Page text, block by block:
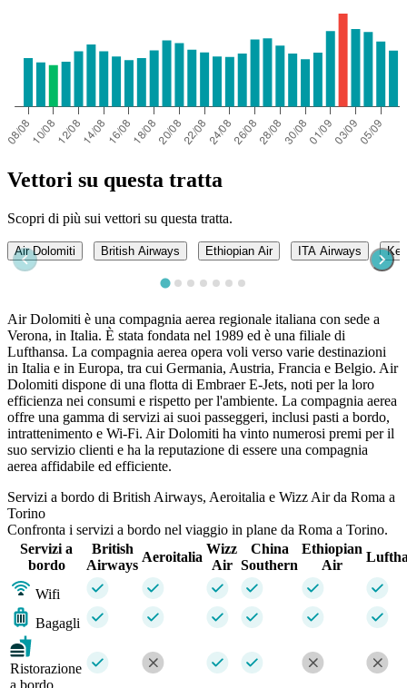
Vettori su questa tratta
Scopri di più sui vettori su questa tratta.
Air Dolomiti British Airways Ethiopian Air ITA Airways
Air Dolomiti è una compagnia aerea regionale italiana con sede a
Verona, in Italia. È stata fondata nel 1989 ed è una filiale di
Lufthansa. La compagnia aerea opera voli verso varie destinazioni
in Italia e in Europa, tra cui Germania, Austria, Francia e Belgio. Air
Dolomiti dispone di una flotta di Embraer E-Jets, noti per la loro
efficienza nei consumi e rispetto per l'ambiente. La compagnia aerea
offre una gamma di servizi ai suoi passeggeri, inclusi pasti a bordo,
intrattenimento e Wi-Fi. Air Dolomiti ha vinto numerosi premi per il
suo servizio clienti e ha la reputazione di essere una compagnia
aerea affidabile ed efficiente.
Servizi a bordo di British Airways, Aeroitalia e Wizz Air da Roma a
Torino
Confronta i servizi a bordo nel viaggio in plane da Roma a Torino.
Servizi a
bordo
British
Airways
Aeroitalia
Wizz
Air
China
Southern
Ethiopian
Air
Wifi
Bagagli
Ristorazione
a bordo